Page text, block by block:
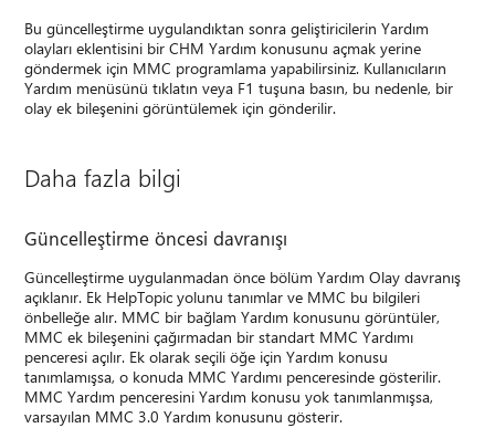
Bu güncelleştirme uygulandıktan sonra geliştiricilerin Yardım
olayları eklentisini bir CHM Yardım konusunu açmak yerine
göndermek için MMC programlama yapabilirsiniz. Kullanıcıların
Yardım menüsünü tıklatın veya F1 tuşuna basın, bu nedenle, bir
olay ek bileşenini görüntülemek için gönderilir.
Daha fazla bilgi
Güncelleştirme öncesi davranışı
Güncelleştirme uygulanmadan önce bölüm Yardım Olay davranış
açıklanır. Ek HelpTopic yolunu tanımlar ve MMC bu bilgileri
önbelleğe alır. MMC bir bağlam Yardım konusunu görüntüler,
MMC ek bileşenini çağırmadan bir standart MMC Yardımı
penceresi açılır. Ek olarak seçili öğe için Yardım konusu
tanımlamışsa, o konuda MMC Yardımı penceresinde gösterilir.
MMC Yardım penceresini Yardım konusu yok tanımlanmışsa,
varsayılan MMC 3.0 Yardım konusunu gösterir.